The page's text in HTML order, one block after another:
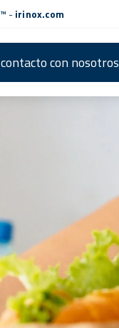
-irinox.com
con nosotros